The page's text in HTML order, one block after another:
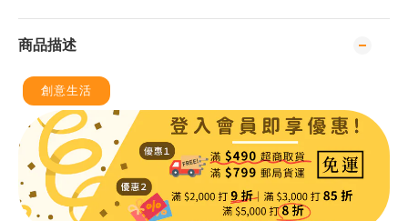
商品描述
創意生活